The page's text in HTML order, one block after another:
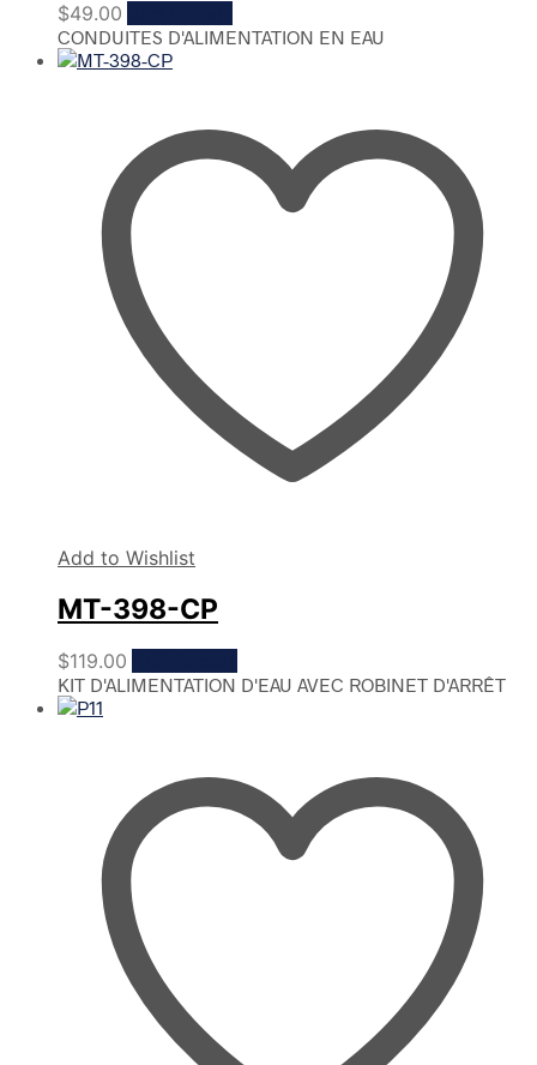
$49.00
CONDUITES D'ALIMENTATION EN EAU
Add to Wishlist
MT-398-CP
$119.00
KIT D'ALIMENTATION D'EAU AVEC ROBINET D'ARRÊT